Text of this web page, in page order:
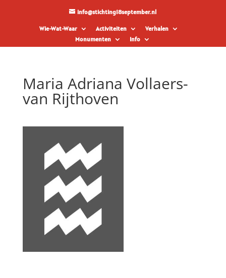
info@stichting18september.nl
Wie-Wat-Waar Activiteiten
Verhalen
Monumenten
Info
Maria Adriana Vollaers-
van Rijthoven